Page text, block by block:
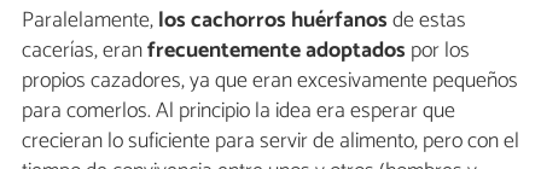
Paralelamente,los cachorros huérfanosde estas
cacerías, eranfrecuentemente adoptados por los
propios cazadores, ya que eran excesivamente pequeños
para comerlos. Al principio la idea era esperar que
crecieran lo suficiente para servir de alimento, pero con el